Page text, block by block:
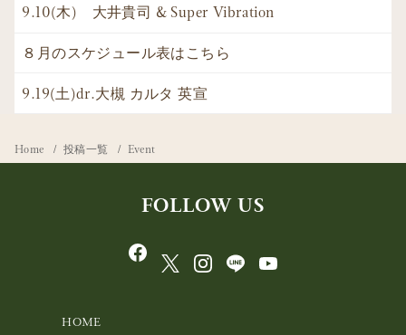
9.10(木) 大井貴司 & Super Vibration
８月のスケジュール表はこちら
9.19(土)dr.大槻 カルタ 英宣
Home 投稿一覧 Event
FOLLOW US
HOME